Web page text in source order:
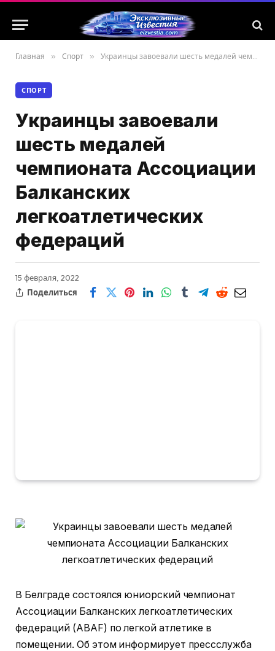
Главная » Спорт » Украинцы завоевали шесть медалей чемпионата Ассоциации Балканских легкоатлетических федераций
СПОРТ
Украинцы завоевали
шесть медалей
чемпионата Ассоциации
Балканских
легкоатлетических
федераций
15 февраля, 2022
Поделиться
В Белграде состоялся юниорский чемпионат
Ассоциации Балканских легкоатлетических
федераций (ABAF) по легкой атлетике в
помещении. Об этом информирует прессслужба